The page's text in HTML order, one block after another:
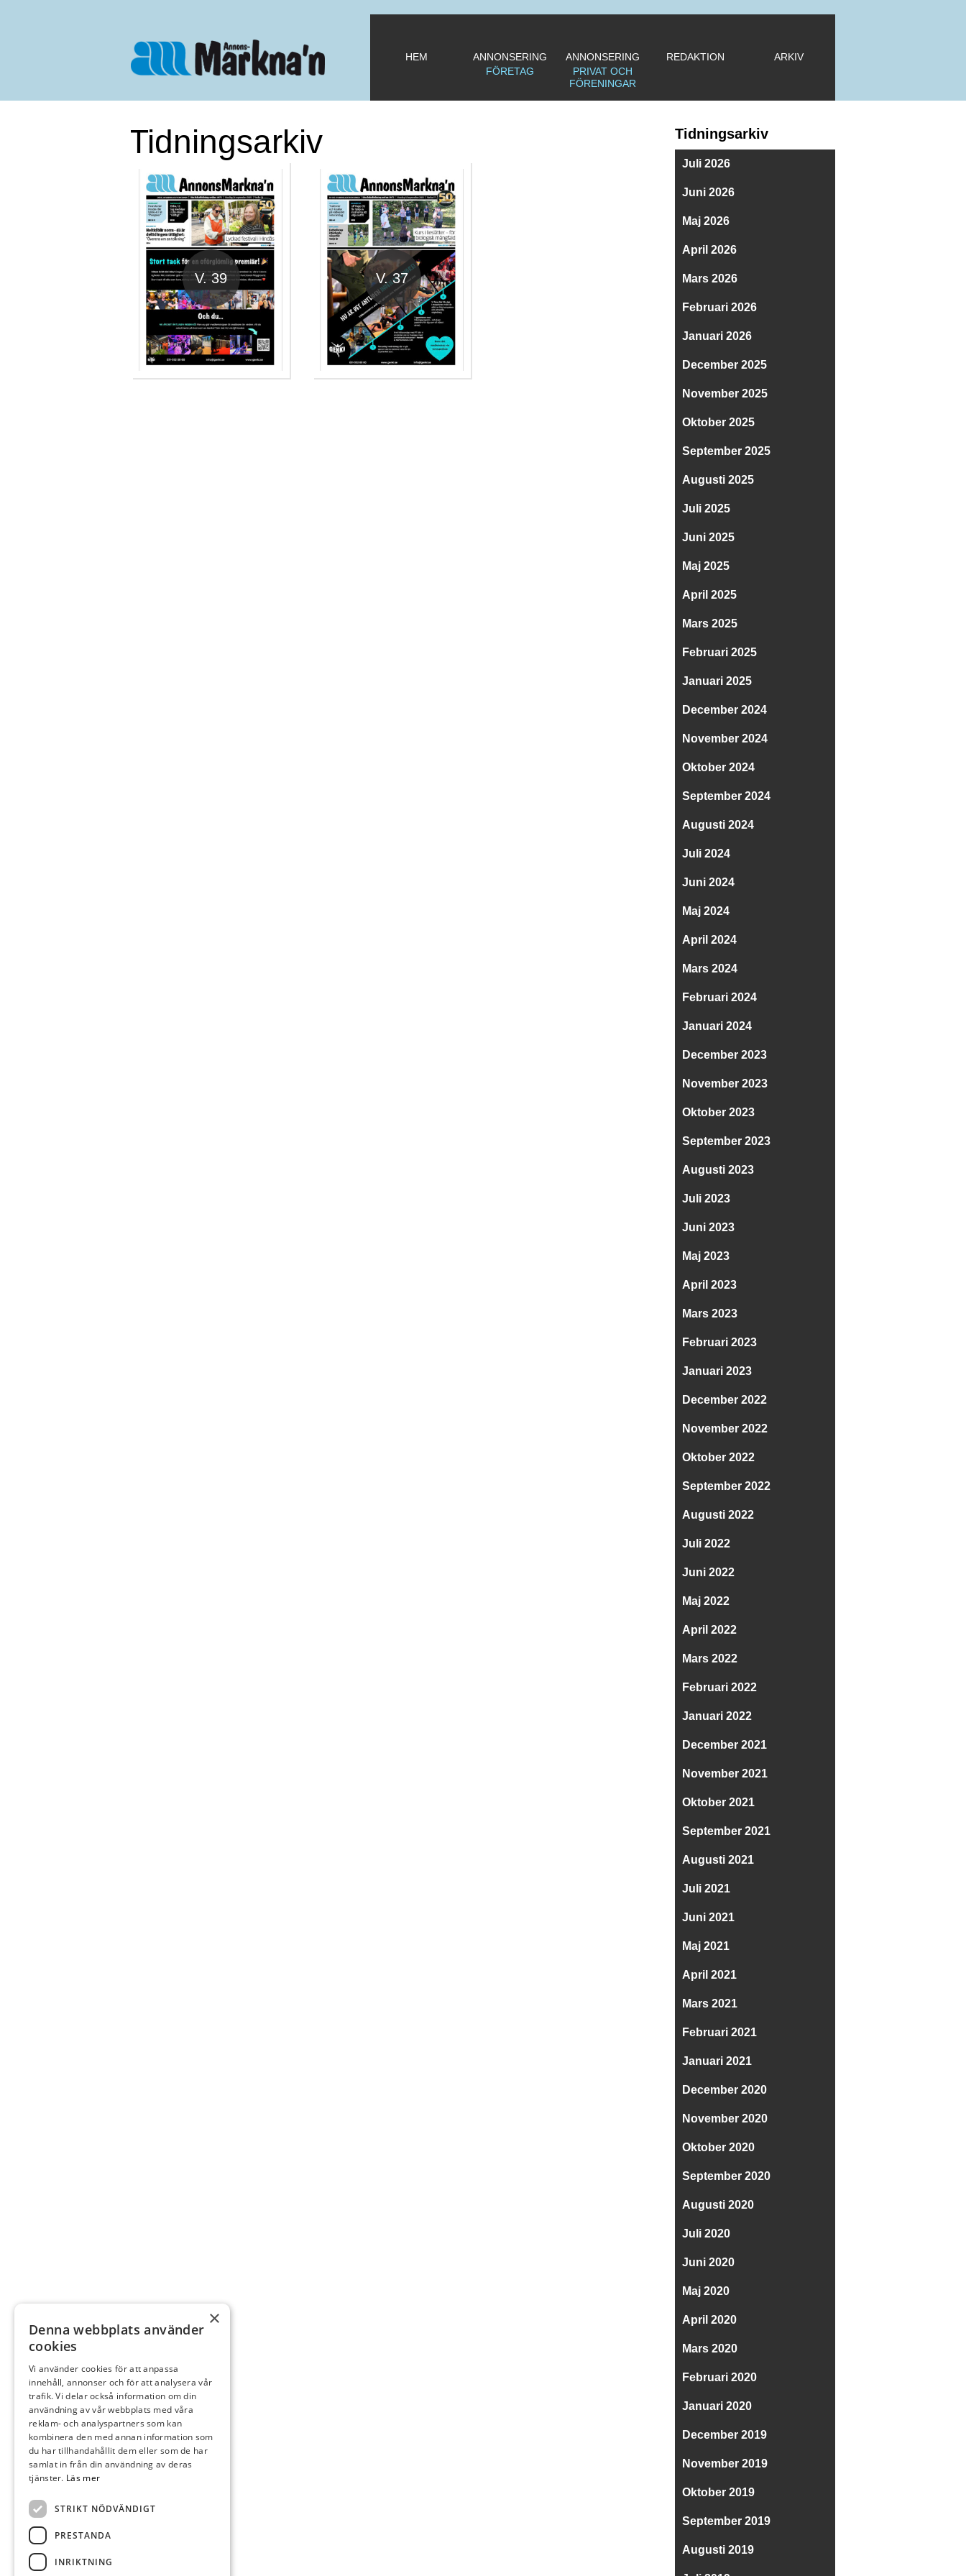
HEM
ANNONSERING
FÖRETAG
ANNONSERING
PRIVAT OCH
FÖRENINGAR
REDAKTION ARKIV
Tidningsarkiv
V. 39 V. 37
Tidningsarkiv
Juli 2026
Juni 2026
Maj 2026
April 2026
Mars 2026
Februari 2026
Januari 2026
December 2025
November 2025
Oktober 2025
September 2025
Augusti 2025
Juli 2025
Juni 2025
Maj 2025
April 2025
Mars 2025
Februari 2025
Januari 2025
December 2024
November 2024
Oktober 2024
September 2024
Augusti 2024
Juli 2024
Juni 2024
Maj 2024
April 2024
Mars 2024
Februari 2024
Januari 2024
December 2023
November 2023
Oktober 2023
September 2023
Augusti 2023
Juli 2023
Juni 2023
Maj 2023
April 2023
Mars 2023
Februari 2023
Januari 2023
December 2022
November 2022
Oktober 2022
September 2022
Augusti 2022
Juli 2022
Juni 2022
Maj 2022
April 2022
Mars 2022
Februari 2022
Januari 2022
December 2021
November 2021
Oktober 2021
September 2021
Augusti 2021
Juli 2021
Juni 2021
Maj 2021
April 2021
Mars 2021
Februari 2021
Januari 2021
December 2020
November 2020
Oktober 2020
September 2020
Augusti 2020
Juli 2020
Juni 2020
Maj 2020
April 2020
Mars 2020
Februari 2020
Januari 2020
December 2019
November 2019
Oktober 2019
September 2019
Augusti 2019
×
Denna webbplats använder
cookies
Vi använder cookies för att anpassa
innehåll, annonser och för att analysera vår
trafik. Vi delar också information om din
användning av vår webbplats med våra
reklam- och analyspartners som kan
kombinera den med annan information som
du har tillhandahållit dem eller som de har
samlat in från din användning av deras
tjänster. Läs mer
STRIKT NÖDVÄNDIGT
PRESTANDA
INRIKTNING